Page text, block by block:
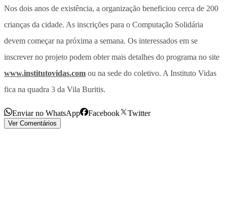
Nos dois anos de existência, a organização beneficiou cerca de 200
crianças da cidade. As inscrições para o Computação Solidária
devem começar na próxima a semana. Os interessados em se
inscrever no projeto podem obter mais detalhes do programa no site
www.institutovidas.com ou na sede do coletivo. A Instituto Vidas
fica na quadra 3 da Vila Buritis.
Enviar no WhatsApp Facebook Twitter
Ver Comentários